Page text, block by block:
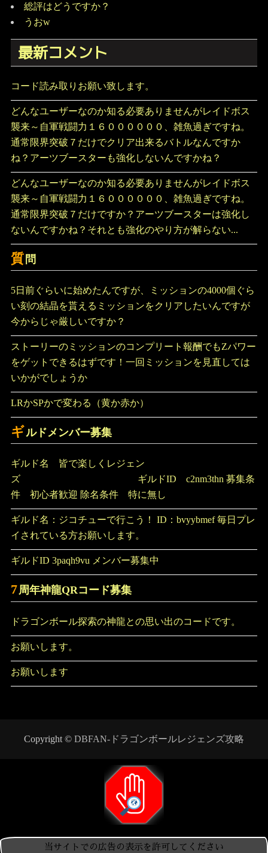
総評はどうですか？
うおw
最新コメント
コード読み取りお願い致します。
どんなユーザーなのか知る必要ありませんがレイドボス
襲来～自軍戦闘力１６００００００、雑魚過ぎですね。
通常限界突破７だけでクリア出来るバトルなんですか
ね？アーツブースターも強化しないんですかね？
どんなユーザーなのか知る必要ありませんがレイドボス
襲来～自軍戦闘力１６００００００、雑魚過ぎですね。
通常限界突破７だけですか？アーツブースターは強化し
ないんですかね？それとも強化のやり方が解らない...
質 問
5日前ぐらいに始めたんですが、ミッションの4000個ぐら
い刻の結晶を貰えるミッションをクリアしたいんですが
今からじゃ厳しいですか？
ストーリーのミッションのコンプリート報酬でもZパワー
をゲットできるはずです！一回ミッションを見直しては
いかがでしょうか
LRかSPかで変わる（黄か赤か）
ギルドメンバー募集
ギルド名 皆で楽しくレジェン
ズ ギルドID c2nm3thn 募集条
件 初心者歓迎 除名条件 特に無し
ギルド名：ジコチューで行こう！ ID：bvyybmef 毎日プレ
イされている方お願いします。
ギルドID 3paqh9vu メンバー募集中
7周年神龍QRコード募集
ドラゴンボール探索の神龍との思い出のコードです。
お願いします。
お願いします
Copyright © DBFAN-ドラゴンボールレジェンズ攻略
当サイトでの広告の表示を許可してください